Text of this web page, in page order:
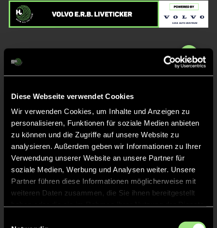
Diese Webseite verwendet Cookies
Wir verwenden Cookies, um Inhalte und Anzeigen zu
personalisieren, Funktionen für soziale Medien anbieten
zu können und die Zugriffe auf unsere Website zu
analysieren. Außerdem geben wir Informationen zu Ihrer
Verwendung unserer Website an unsere Partner für
soziale Medien, Werbung und Analysen weiter. Unsere
Partner führen diese Informationen möglicherweise mit
weiteren Daten zusammen, die Sie ihnen bereitgestellt
Liveticker